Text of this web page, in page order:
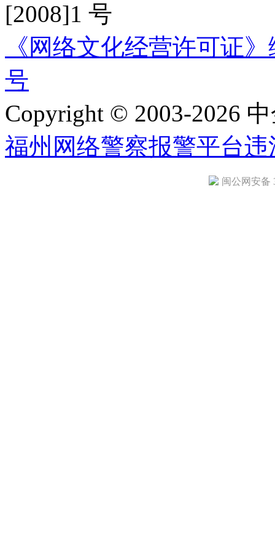
[2008]1 号
《网络文化经营许可证
号
Copyright © 2003-2026
福州网络警察报警平台违
闽公网安备